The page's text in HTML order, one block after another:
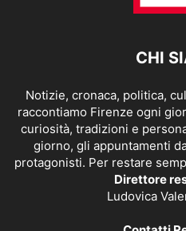
CHI
Notizie, cronaca, politica,
raccontiamo Firenze ogni
curiosità, tradizioni e
giorno, gli appuntamenti
protagonisti. Per restare
Direttore
Ludovica